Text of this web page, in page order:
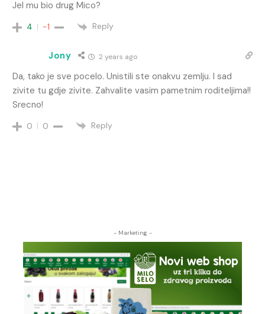
Jel mu bio drug Mico?
4 -1 Reply
Jony 2 years ago
Da, tako je sve pocelo. Unistili ste onakvu zemlju. I sad
zivite tu gdje zivite. Zahvalite vasim pametnim roditeljima!!
Srecno!
0 0 Reply
- Marketing -